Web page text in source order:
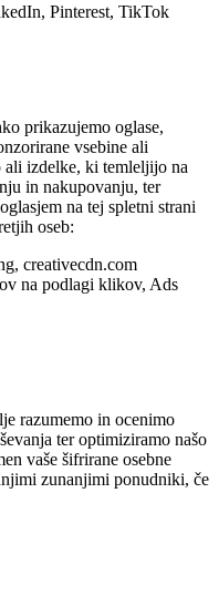
Pinterest, TikTok
prikazujemo oglase,
vsebine ali
ali izdelke, ki temleljijo na
in nakupovanju, ter
na tej spletni strani
oseb:
creativecdn.com
na podlagi klikov, Ads
razumemo in ocenimo
ter optimiziramo našo
vaše šifrirane osebne
zunanjimi ponudniki, če